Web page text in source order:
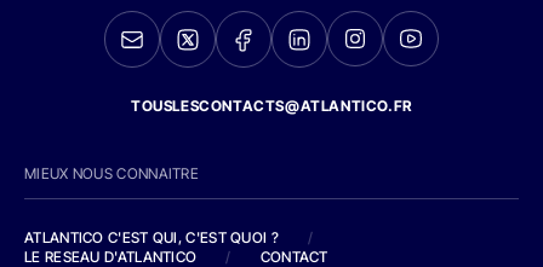
TOUSLESCONTACTS@ATLANTICO.FR
MIEUX NOUS CONNAITRE
ATLANTICO C'EST QUI, C'EST QUOI ?
/
LE RESEAU D'ATLANTICO
/ CONTACT